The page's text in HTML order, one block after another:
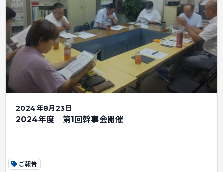
2024年8月23日
2024年度 第1回幹事会開催
ご報告